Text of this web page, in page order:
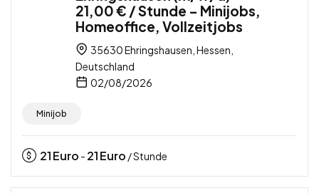
21,00 € / Stunde – Minijobs,
Homeoffice, Vollzeitjobs
35630 Ehringshausen, Hessen,
Deutschland
02/08/2026
Minijob
21Euro - 21Euro / Stunde